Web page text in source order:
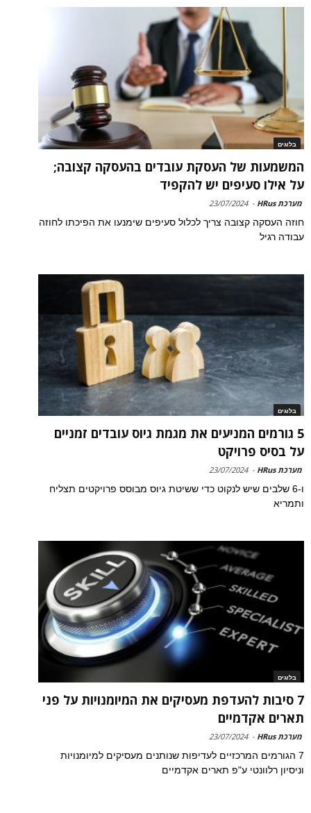
בלוגים
המשמעות של העסקת עובדים בהעסקה קצובה;
על אילו סעיפים יש להקפיד
מערכת HRus -
23/07/2024
חוזה העסקה קצובה צריך לכלול סעיפים שימנעו את הפיכתו לחוזה
עבודה רגיל
בלוגים
5 גורמים המניעים את מגמת גיוס עובדים זמניים
על בסיס פרויקט
מערכת HRus -
23/07/2024
ו-6 שלבים שיש לנקוט כדי ששיטת גיוס מבוסס פרויקטים תצליח
ותמריא
בלוגים
7 סיבות להעדפת מעסיקים את המיומנויות על פני
תארים אקדמיים
מערכת HRus -
23/07/2024
7 הגורמים המרכזיים לעדיפות שנותנים מעסיקים למיומנויות
וניסיון רלוונטי ע"פ תארים אקדמיים